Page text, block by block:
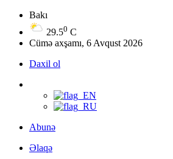
Bakı
29.50 C
Cümə axşamı, 6 Avqust 2026
Daxil ol
Abunə
Əlaqə